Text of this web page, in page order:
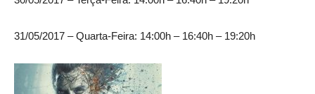
31/05/2017 – Quarta-Feira: 14:00h – 16:40h – 19:20h